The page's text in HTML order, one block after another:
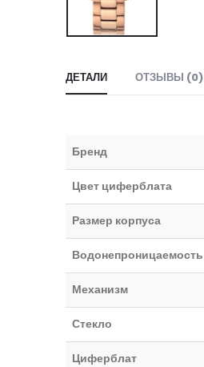
ДЕТАЛИ ОТЗЫВЫ (0)
Бренд
Цвет циферблата
Размер корпуса
Водонепроницаемость
Механизм
Стекло
Циферблат